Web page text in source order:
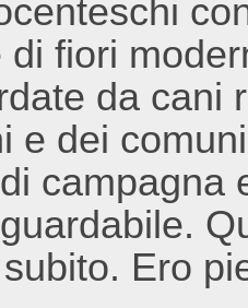
di fiori
da cani
e dei
campagna
Ero